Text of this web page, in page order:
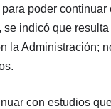
poder
indicó que
la Administración;
con estudios